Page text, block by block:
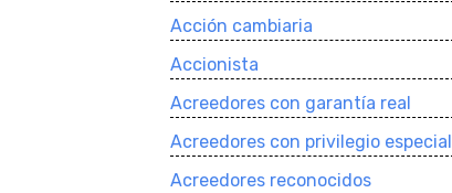
Acción cambiaria
Accionista
Acreedores con garantí­a real
Acreedores con privilegio especial
Acreedores reconocidos